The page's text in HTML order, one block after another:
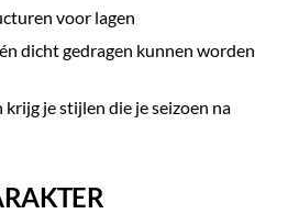
voor lagen
dicht gedragen kunnen worden
je stijlen die je seizoen na